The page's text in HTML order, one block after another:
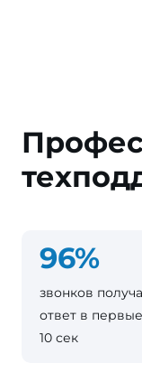
96%
звонков
ответ в первые
10 сек